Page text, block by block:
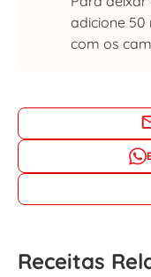
adicione 50
com os
Receitas